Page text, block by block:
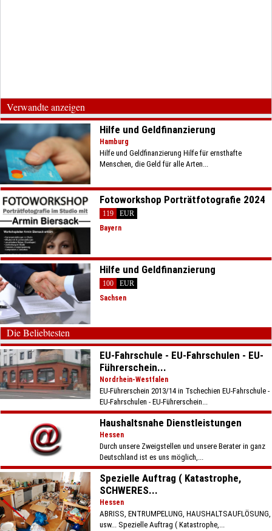
Verwandte anzeigen
Hilfe und Geldfinanzierung
Hamburg
Hilfe und Geldfinanzierung Hilfe für ernsthafte
Menschen, die Geld für alle Arten...
Fotoworkshop Porträtfotografie 2024
119
EUR
Bayern
Hilfe und Geldfinanzierung
100
EUR
Sachsen
Die Beliebtesten
EU-Fahrschule - EU-Fahrschulen - EU-
Führerschein...
Nordrhein-Westfalen
EU-Führerschein 2013/14 in Tschechien EU-Fahrschule -
EU-Fahrschulen - EU-Führerschein...
Haushaltsnahe Dienstleistungen
Hessen
Durch unsere Zweigstellen und unsere Berater in ganz
Deutschland ist es uns möglich,...
Spezielle Auftrag ( Katastrophe,
SCHWERES...
Hessen
ABRISS, ENTRUMPELUNG, HAUSHALTSAUFLÖSUNG,
usw... Spezielle Auftrag ( Katastrophe,...